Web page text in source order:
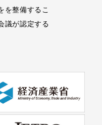
を整備するこ
議が認定する